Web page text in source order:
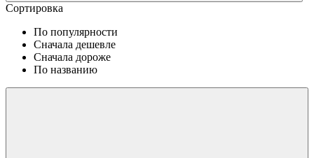
Сортировка
По популярности
Сначала дешевле
Сначала дороже
По названию